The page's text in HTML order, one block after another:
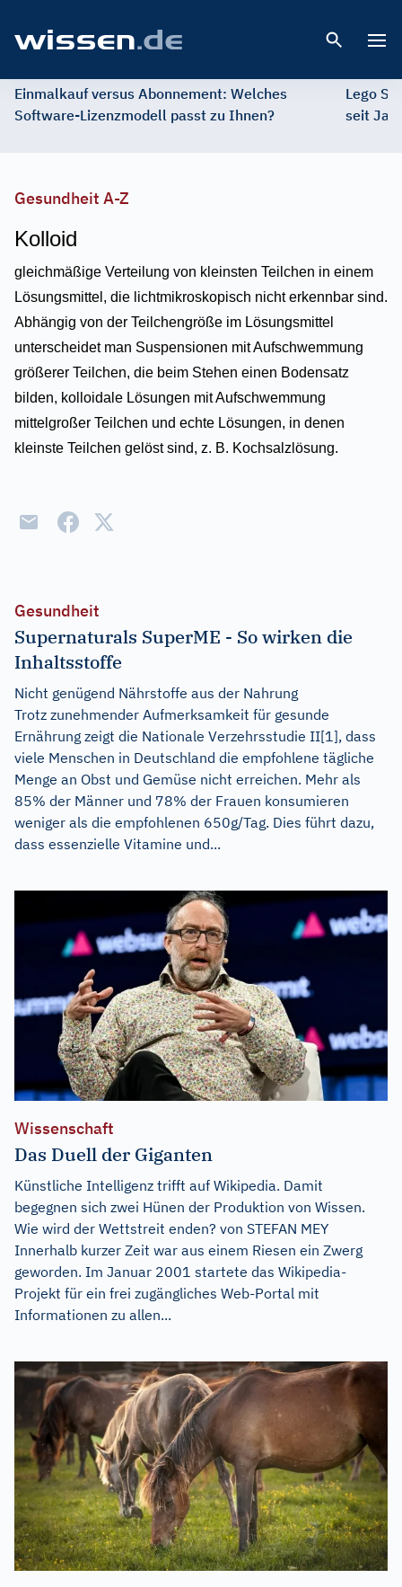
Einmalkauf versus Abonnement: Welches
Software-Lizenzmodell passt zu Ihnen?
Lego
seit
Gesundheit A-Z
Kolloid
gleichmäßige Verteilung von kleinsten Teilchen in einem
Lösungsmittel, die lichtmikroskopisch nicht erkennbar sind.
Abhängig von der Teilchengröße im Lösungsmittel
unterscheidet man Suspensionen mit Aufschwemmung
größerer Teilchen, die beim Stehen einen Bodensatz
bilden, kolloidale Lösungen mit Aufschwemmung
mittelgroßer Teilchen und echte Lösungen, in denen
kleinste Teilchen gelöst sind, z. B. Kochsalzlösung.
Gesundheit
Supernaturals SuperME - So wirken die
Inhaltsstoffe
Nicht genügend Nährstoffe aus der Nahrung
Trotz zunehmender Aufmerksamkeit für gesunde
Ernährung zeigt die Nationale Verzehrsstudie II[1], dass
viele Menschen in Deutschland die empfohlene tägliche
Menge an Obst und Gemüse nicht erreichen. Mehr als
85% der Männer und 78% der Frauen konsumieren
weniger als die empfohlenen 650g/Tag. Dies führt dazu,
dass essenzielle Vitamine und...
Wissenschaft
Das Duell der Giganten
Künstliche Intelligenz trifft auf Wikipedia. Damit
begegnen sich zwei Hünen der Produktion von Wissen.
Wie wird der Wettstreit enden? von STEFAN MEY
Innerhalb kurzer Zeit war aus einem Riesen ein Zwerg
geworden. Im Januar 2001 startete das Wikipedia-
Projekt für ein frei zugängliches Web-Portal mit
Informationen zu allen...